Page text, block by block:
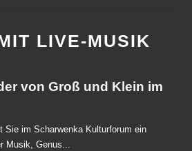
LIVE-MUSIK
von Groß und Klein im
Sie im Scharwenka Kulturforum ein
Musik, Genus...